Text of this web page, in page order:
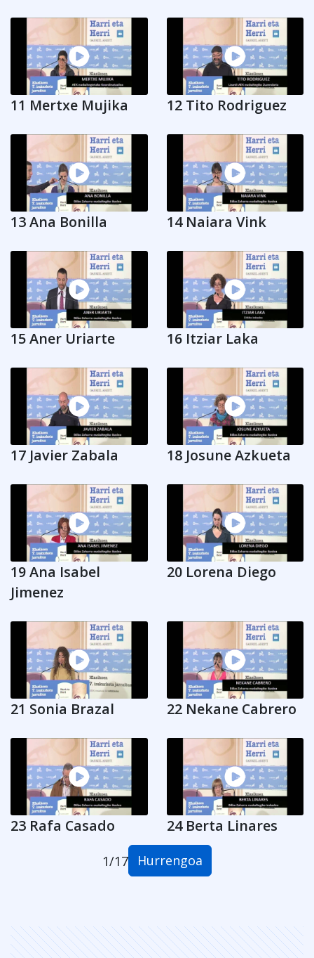
11 Mertxe Mujika 12 Tito Rodriguez
13 Ana Bonilla 14 Naiara Vink
15 Aner Uriarte 16 Itziar Laka
17 Javier Zabala 18 Josune Azkueta
19 Ana Isabel
Jimenez
20 Lorena Diego
21 Sonia Brazal 22 Nekane Cabrero
23 Rafa Casado 24 Berta Linares
1/17 Hurrengoa